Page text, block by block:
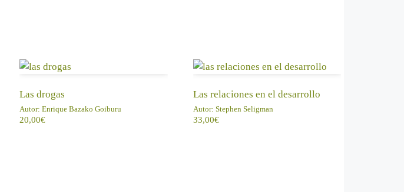
Las drogas
Autor: Enrique Bazako Goiburu
20,00€
Las relaciones en el desarrollo
Autor: Stephen Seligman
33,00€